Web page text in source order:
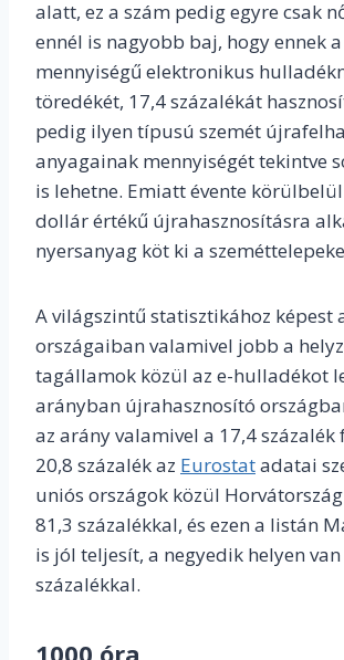
alatt, ez a szám pedig egyre csak
ennél is nagyobb baj, hogy ennek
mennyiségű elektronikus
töredékét, 17,4 százalékát
pedig ilyen típusú szemét
anyagainak mennyiségét tekintve
is lehetne. Emiatt évente
dollár értékű újrahasznosításra
nyersanyag köt ki a
A világszintű statisztikához képest
országaiban valamivel jobb a
tagállamok közül az e-hulladékot
arányban újrahasznosító
az arány valamivel a 17,4 százalék
20,8 százalék az Eurostatadatai
uniós országok közül
81,3 százalékkal, és ezen a listán
is jól teljesít, a negyedik helyen van
százalékkal.